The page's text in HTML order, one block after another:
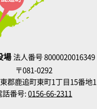
場法人番号 8000020016349
〒081-0292
郡鹿追町東町1丁目15番地1
話番号:0156-66-2311